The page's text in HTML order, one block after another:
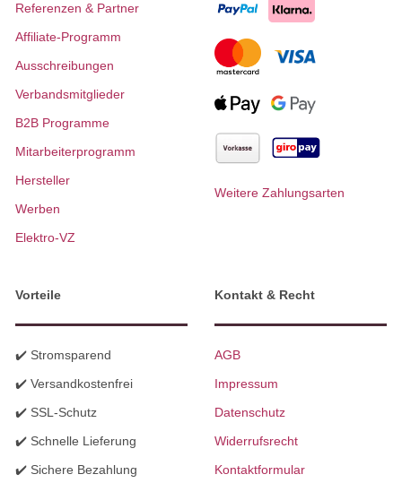
Referenzen & Partner
Affiliate-Programm
Ausschreibungen
Verbandsmitglieder
B2B Programme
Mitarbeiterprogramm
Hersteller
Werben
Elektro-VZ
Weitere Zahlungsarten
Vorteile
✔️ Stromsparend
✔️ Versandkostenfrei
✔️ SSL-Schutz
✔️ Schnelle Lieferung
✔️ Sichere Bezahlung
Kontakt & Recht
AGB
Impressum
Datenschutz
Widerrufsrecht
Kontaktformular